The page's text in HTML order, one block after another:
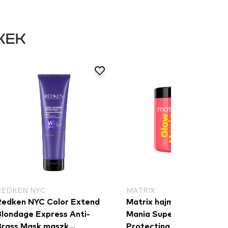
NYC
NYC Color Extend
Express Anti-
MATRIX
Matrix hajmaszk - Glow
Mania Super Gloss